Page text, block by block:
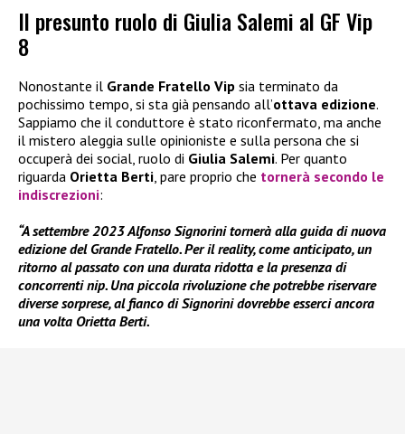
Il presunto ruolo di Giulia Salemi al GF Vip
8
Nonostante il Grande Fratello Vip sia terminato da
pochissimo tempo, si sta già pensando all’ottava edizione.
Sappiamo che il conduttore è stato riconfermato, ma anche
il mistero aleggia sulle opinioniste e sulla persona che si
occuperà dei social, ruolo di Giulia Salemi. Per quanto
riguarda Orietta Berti, pare proprio che tornerà secondo le
indiscrezioni:
“A settembre 2023 Alfonso Signorini tornerà alla guida di nuova
edizione del Grande Fratello. Per il reality, come anticipato, un
ritorno al passato con una durata ridotta e la presenza di
concorrenti nip. Una piccola rivoluzione che potrebbe riservare
diverse sorprese, al fianco di Signorini dovrebbe esserci ancora
una volta Orietta Berti.